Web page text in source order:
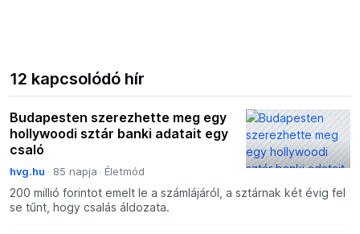
12 kapcsolódó hír
Budapesten szerezhette meg egy
hollywoodi sztár banki adatait egy
csaló
hvg.hu 85 napja Életmód
200 millió forintot emelt le a számlájáról, a sztárnak két évig fel
se tűnt, hogy csalás áldozata.